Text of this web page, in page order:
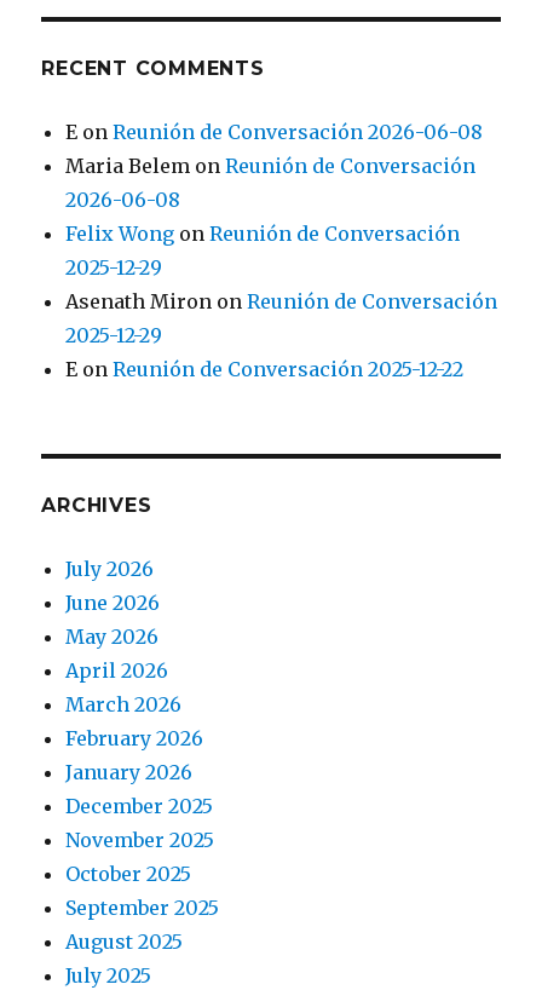
RECENT COMMENTS
E onReunión de Conversación 2026-06-08
Maria Belem onReunión de Conversación
2026-06-08
Felix Wong onReunión de Conversación
2025-12-29
Asenath Miron onReunión de Conversación
2025-12-29
E onReunión de Conversación 2025-12-22
ARCHIVES
July 2026
June 2026
May 2026
April 2026
March 2026
February 2026
January 2026
December 2025
November 2025
October 2025
September 2025
August 2025
July 2025